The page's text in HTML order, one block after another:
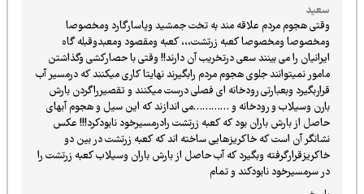
وقتی هجوم مردم علاقه مند به تخت جمشید وپاسارگارد ومخصوصا
ومخصوصا ومخصوصا کعبه زرتشت،،، کعبه ومقصود ومعبدوقبله گاه
ایرانیان را می بینند سعی درتخریب آن دارند!! وقتی با حصارکشی وگذاشتن
مامور نمیتوانند جلوی هجوم مردم رابگیرند نهایتا کاری میکنند که درمسیر آب
قراربگیرد وبعبارتی رودخانه ای فصلی درست میکنند و تقصیرراگردن بارش
بارن وسیلاب و رودخانه و …………می اندازند که این سیل و هجوم آبهای
حاصل از بارش باران بود که کعبه زرتشت رادرمسیرخود نابودکرد!!! عکس
نشانگر آن است که خاکریزهایی ساخته اند که کعبه زرتشت در بین دو
خاکریزقرارگرفته وبگیرد که آب حاصل از بارش باران وسیلاب کعبه زرتشت را
در سرمسیرخود نابودکند و تمام